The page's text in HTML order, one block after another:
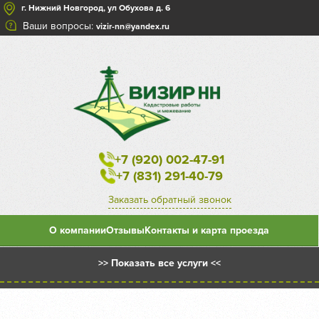
г. Нижний Новгород, ул Обухова д. 6
Ваши вопросы: vizir-nn@yandex.ru
+7 (920) 002-47-91
+7 (831) 291-40-79
Заказать обратный звонок
О компанииОтзывыКонтакты и карта проезда
>> Показать все услуги <<